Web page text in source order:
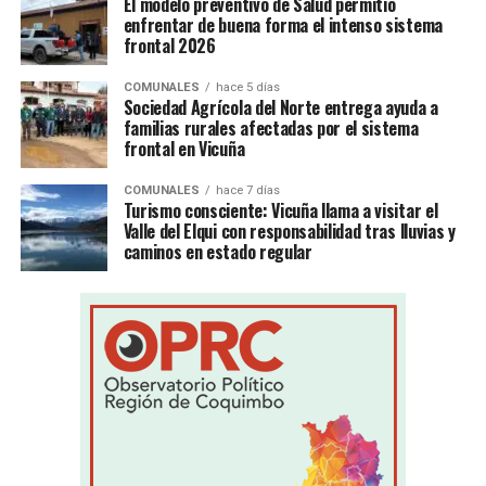
enfrentar de buena forma el intenso sistema
frontal 2026
COMUNALES hace 5 días
Sociedad Agrícola del Norte entrega ayuda a
familias rurales afectadas por el sistema
frontal en Vicuña
COMUNALES hace 7 días
Turismo consciente: Vicuña llama a visitar el
Valle del Elqui con responsabilidad tras lluvias y
caminos en estado regular